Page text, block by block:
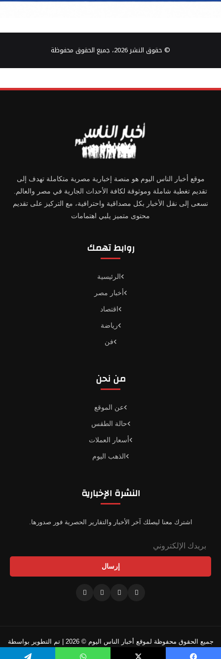
© حقوق النشر 2026، جميع الحقوق محفوظة
موقع أخبار الناس اليوم هو منصة إخبارية مصرية متكاملة تهدف إلى
تقديم تغطية شاملة وموثوقة لكافة الأحداث الجارية في مصر والعالم.
نسعى إلى نقل الأخبار بكل مصداقية واحترافية، مع التركيز على تقديم
محتوى متميز يلبي اهتمامات
روابط تهمك
الرئيسية
أخبار مصر
اقتصاد
رياضة
فن
من نحن
عن الموقع
حالة الطقس
أسعار العملات
الذهب اليوم
النشرة الإخبارية
اشترك معنا ليصلك آخر الأخبار والتقارير الحصرية فور صدورها.
إرسال
جميع الحقوق محفوظة لموقع أخبار الناس اليوم © 2026 | تم التطوير بواسطة